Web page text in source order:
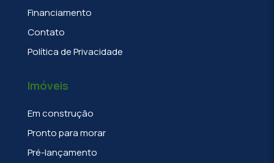
Financiamento
Contato
Política de Privacidade
Imóveis
Em construção
Pronto para morar
Pré-lançamento